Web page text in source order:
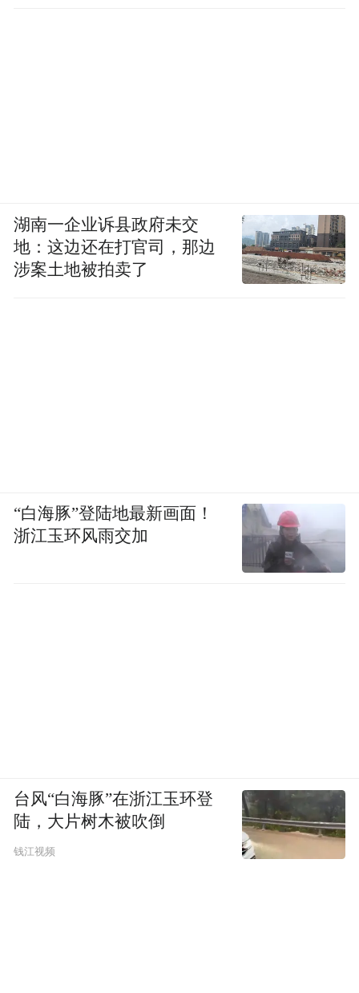
湖南一企业诉县政府未交
地：这边还在打官司，那边
涉案土地被拍卖了
“白海豚”登陆地最新画面！
浙江玉环风雨交加
台风“白海豚”在浙江玉环登
陆，大片树木被吹倒
钱江视频